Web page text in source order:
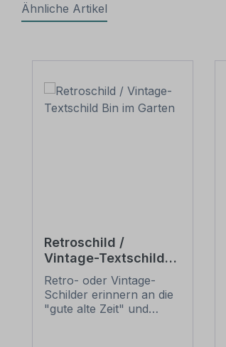
Ähnliche Artikel
Retroschild /
Vintage-Textschild
Bin im Garten
Retro- oder Vintage-
Schilder erinnern an die
"gute alte Zeit" und